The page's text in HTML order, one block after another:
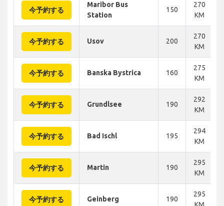
今予約する
Maribor Bus
Station
150
270
KM
今予約する Usov 200
270
KM
今予約する Banska Bystrica 160
275
KM
今予約する Grundlsee 190
292
KM
今予約する Bad Ischl 195
294
KM
今予約する Martin 190
295
KM
今予約する Geinberg 190
295